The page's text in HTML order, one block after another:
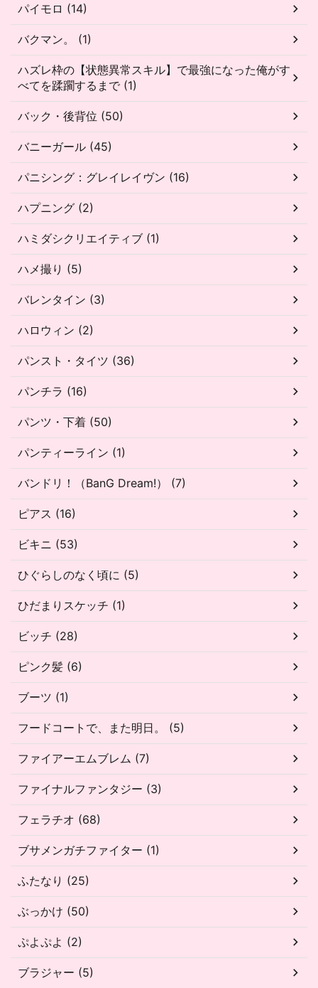
パイモロ (14)
バクマン。 (1)
ハズレ枠の【状態異常スキル】で最強になった俺がす
べてを蹂躙するまで (1)
バック・後背位 (50)
バニーガール (45)
パニシング：グレイレイヴン (16)
ハプニング (2)
ハミダシクリエイティブ (1)
ハメ撮り (5)
バレンタイン (3)
ハロウィン (2)
パンスト・タイツ (36)
パンチラ (16)
パンツ・下着 (50)
パンティーライン (1)
バンドリ！（BanG Dream!） (7)
ピアス (16)
ビキニ (53)
ひぐらしのなく頃に (5)
ひだまりスケッチ (1)
ビッチ (28)
ピンク髪 (6)
ブーツ (1)
フードコートで、また明日。 (5)
ファイアーエムブレム (7)
ファイナルファンタジー (3)
フェラチオ (68)
ブサメンガチファイター (1)
ふたなり (25)
ぶっかけ (50)
ぷよぷよ (2)
ブラジャー (5)